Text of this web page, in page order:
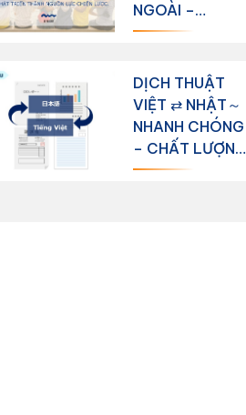
NGOÀI –
KHÔNG CHỈ
KHÂU GIỚI
THIỆU VIỆC LÀM
DỊCH THUẬT
VIỆT ⇄ NHẬT～
NHANH CHÓNG
– CHẤT LƯỢNG
– GIÁ CẠNH